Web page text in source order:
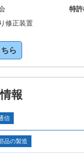
特
修正装置
ら
報
信
品の製造